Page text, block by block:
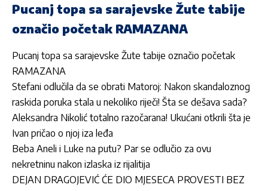
Pucanj topa sa sarajevske Žute tabije
označio početak RAMAZANA
Pucanj topa sa sarajevske Žute tabije označio početak
RAMAZANA
Stefani odlučila da se obrati Matoroj: Nakon skandaloznog
raskida poruka stala u nekoliko riječi! Šta se dešava sada?
Aleksandra Nikolić totalno razočarana! Ukućani otkrili šta je
Ivan pričao o njoj iza leđa
Beba Aneli i Luke na putu? Par se odlučio za ovu
nekretninu nakon izlaska iz rijalitija
DEJAN DRAGOJEVIĆ ĆE DIO MJESECA PROVESTI BEZ